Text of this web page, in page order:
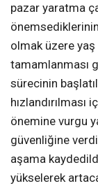
pazar yaratma
olmak üzere yaş
tamamlanması
sürecinin
önemine vurgu
güvenliğine
aşama
yükselerek